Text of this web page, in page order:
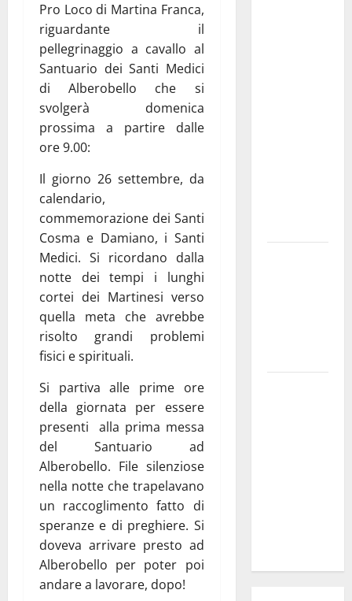
Pro Loco di Martina Franca,
riguardante il
pellegrinaggio a cavallo al
Santuario dei Santi Medici
di Alberobello che si
svolgerà domenica
prossima a partire dalle
ore 9.00:
Il giorno 26 settembre, da
calendario,
commemorazione dei Santi
Cosma e Damiano, i Santi
Medici. Si ricordano dalla
notte dei tempi i lunghi
cortei dei Martinesi verso
quella meta che avrebbe
risolto grandi problemi
fisici e spirituali.
Si partiva alle prime ore
della giornata per essere
presenti alla prima messa
del Santuario ad
Alberobello. File silenziose
nella notte che trapelavano
un raccoglimento fatto di
speranze e di preghiere. Si
doveva arrivare presto ad
Alberobello per poter poi
andare a lavorare, dopo!